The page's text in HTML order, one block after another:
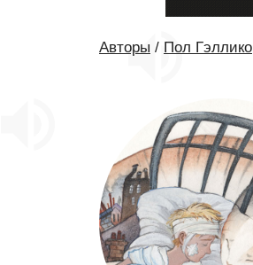
Авторы / Пол Гэллико